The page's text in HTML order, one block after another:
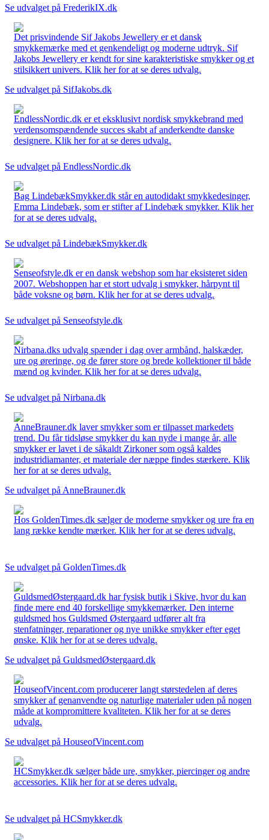
Se udvalget på FrederikIX.dk
Det prisvindende Sif Jakobs Jewellery er et dansk
smykkemærke med et genkendeligt og moderne udtryk. Sif
Jakobs Jewellery er kendt for sine karakteristiske smykker og et
stilsikkert univers. Klik her for at se deres udvalg.
Se udvalget på SifJakobs.dk
EndlessNordic.dk er et eksklusivt nordisk smykkebrand med
verdensomspændende succes skabt af anderkendte danske
designere. Klik her for at se deres udvalg.
Se udvalget på EndlessNordic.dk
Bag LindebækSmykker.dk står en autodidakt smykkedesinger,
Emma Lindebæk, som er stifter af Lindebæk smykker. Klik her
for at se deres udvalg.
Se udvalget på LindebækSmykker.dk
Senseofstyle.dk er en dansk webshop som har eksisteret siden
2007. Webshoppen har et stort udvalg i smykker, hårpynt til
både voksne og børn. Klik her for at se deres udvalg.
Se udvalget på Senseofstyle.dk
Nirbana.dks udvalg spænder i dag over armbånd, halskæder,
ure og øreringe, og de fører store og brede kollektioner til både
mænd og kvinder. Klik her for at se deres udvalg.
Se udvalget på Nirbana.dk
AnneBrauner.dk laver smykker som er tilpasset markedets
trend. Du får tidsløse smykker du kan nyde i mange år, alle
smykker er lavet i de såkaldt Zirkoner som også kaldes
industridiamanter, et materiale der næppe findes stærkere. Klik
her for at se deres udvalg.
Se udvalget på AnneBrauner.dk
Hos GoldenTimes.dk sælger de moderne smykker og ure fra en
lang række kendte mærker. Klik her for at se deres udvalg.
Se udvalget på GoldenTimes.dk
GuldsmedØstergaard.dk har fysisk butik i Skive, hvor du kan
finde mere end 40 forskellige smykkemærker. Den interne
guldsmed hos Guldsmed Østergaard udfører alt fra
stenfatninger, reparationer og nye unikke smykker efter eget
ønske. Klik her for at se deres udvalg.
Se udvalget på GuldsmedØstergaard.dk
HouseofVincent.com producerer langt størstedelen af deres
smykker af genanvendte og naturlige materialer uden på nogen
måde at kompromittere kvaliteten. Klik her for at se deres
udvalg.
Se udvalget på HouseofVincent.com
HCSmykker.dk sælger både ure, smykker, piercinger og andre
accessories. Klik her for at se deres udvalg.
Se udvalget på HCSmykker.dk